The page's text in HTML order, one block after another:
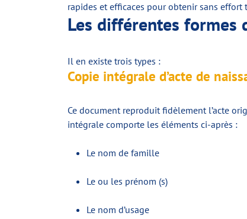
rapides et efficaces pour obtenir sans
Les différentes formes
Il en existe trois types :
Copie intégrale d’acte de
Ce document reproduit fidèlement l’acte
intégrale comporte les éléments ci-après :
Le nom de famille
Le ou les prénom (s)
Le nom d’usage